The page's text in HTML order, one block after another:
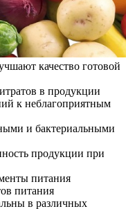
качество готовой
в продукции
к неблагоприятным
и бактериальными
продукции при
питания
питания
в различных